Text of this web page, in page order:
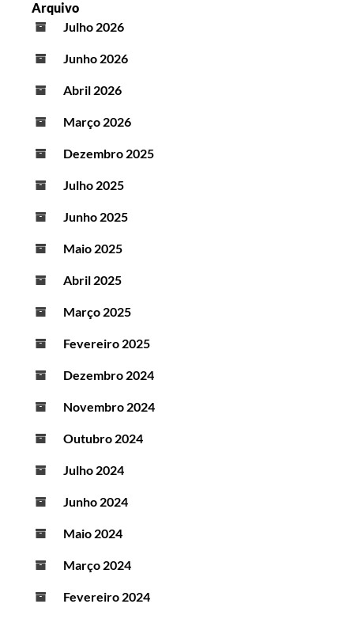
Arquivo
Julho 2026
Junho 2026
Abril 2026
Março 2026
Dezembro 2025
Julho 2025
Junho 2025
Maio 2025
Abril 2025
Março 2025
Fevereiro 2025
Dezembro 2024
Novembro 2024
Outubro 2024
Julho 2024
Junho 2024
Maio 2024
Março 2024
Fevereiro 2024